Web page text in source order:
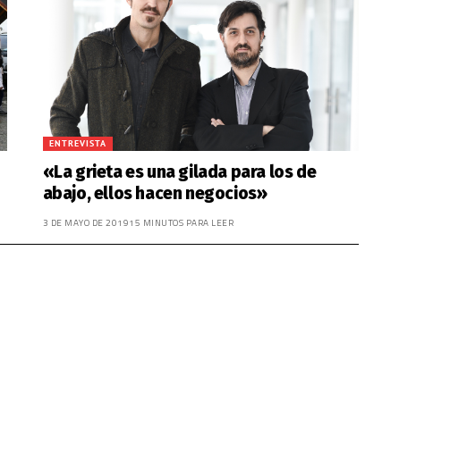
ENTREVISTA
«La grieta es una gilada para los de
abajo, ellos hacen negocios»
3 DE MAYO DE 201915 MINUTOS PARA LEER